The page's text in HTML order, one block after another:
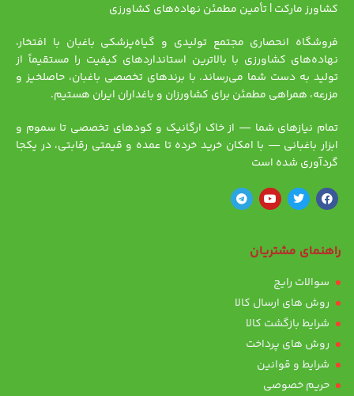
کشاورز مارکت | تأمین مطمئن نهاده‌های کشاورزی
فروشگاه انحصاری مجتمع تولیدی و گیاه‌پزشکی باغبان با افتخار،
نهاده‌های کشاورزی با بالاترین استانداردهای کیفیت را مستقیماً از
تولید به دست شما می‌رساند. با برندهای تخصصی باغبان، حاصلخیز و
مزرعه، همراهی مطمئن برای کشاورزان و باغداران ایران هستیم.
تمام نیازهای شما — از خاک ارگانیک و کودهای تخصصی تا سموم و
ابزار باغبانی — با امکان خرید خرده تا عمده و قیمتی رقابتی، در یکجا
گردآوری شده است
راهنمای مشتریان
سوالات رایج
روش های ارسال کالا
شرایط بازگشت کالا
روش های پرداخت
شرایط و قوانین
حریم خصوصی